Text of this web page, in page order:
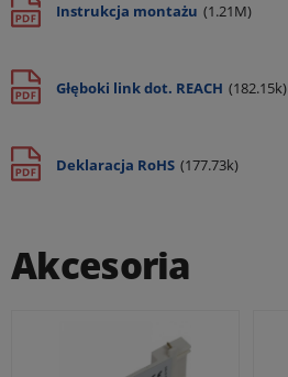
Instrukcja montażu (1.21M)
Głęboki link dot. REACH (182.15k)
Deklaracja RoHS (177.73k)
Akcesoria